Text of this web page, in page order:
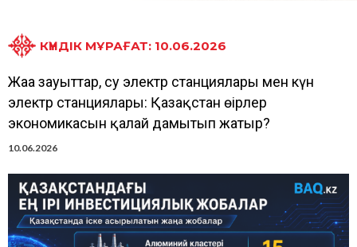
КҮНДІК МҰРАҒАТ: 10.06.2026
Жаңа зауыттар, су электр станциялары мен күн
электр станциялары: Қазақстан өңірлер
экономикасын қалай дамытып жатыр?
10.06.2026